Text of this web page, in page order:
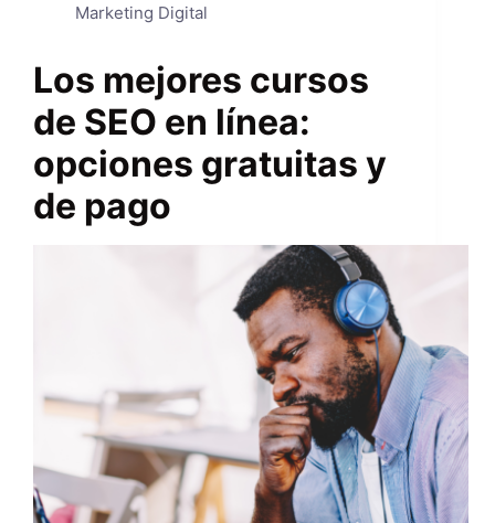
Marketing Digital
Los mejores cursos
de SEO en línea:
opciones gratuitas y
de pago